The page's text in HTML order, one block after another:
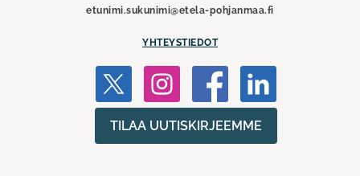
etunimi.sukunimi@etela-pohjanmaa.fi
YHTEYSTIEDOT
TILAA UUTISKIRJEEMME